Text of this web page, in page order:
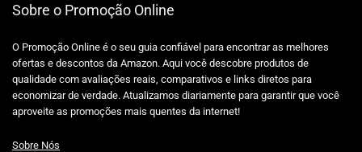
Sobre o Promoção Online
O Promoção Online é o seu guia confiável para encontrar as melhores
ofertas e descontos da Amazon. Aqui você descobre produtos de
qualidade com avaliações reais, comparativos e links diretos para
economizar de verdade. Atualizamos diariamente para garantir que você
aproveite as promoções mais quentes da internet!
Sobre Nós